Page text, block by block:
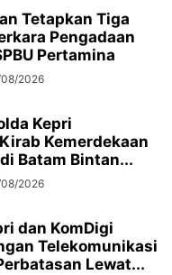
Tetapkan Tiga
Pengadaan
Pertamina
2026
Kepri
Kemerdekaan
Batam Bintan...
2026
dan KomDigi
Telekomunikasi
Lewat...